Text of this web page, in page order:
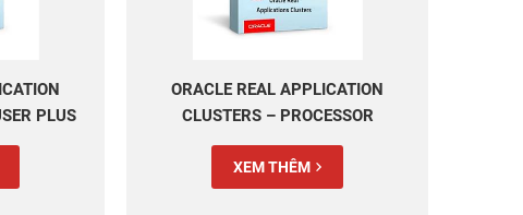
PLUS
ORACLE REAL APPLICATION
CLUSTERS – PROCESSOR
PERPETUAL
XEM THÊM